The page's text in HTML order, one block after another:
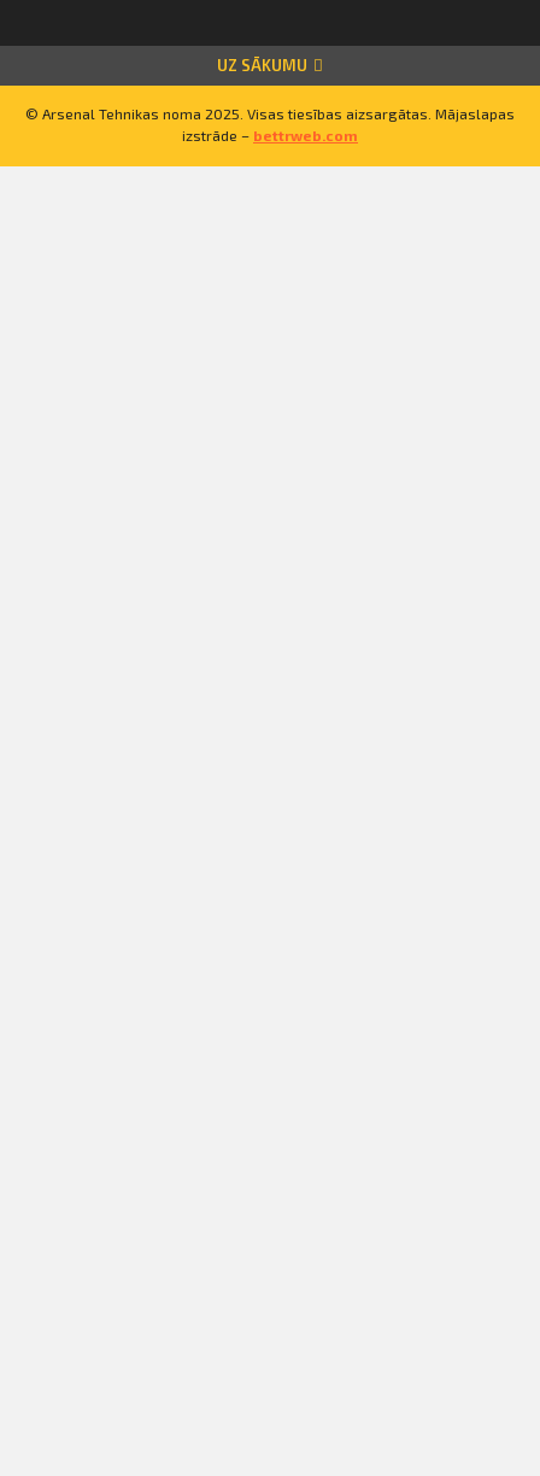
UZ SĀKUMU
© Arsenal Tehnikas noma 2025. Visas tiesības aizsargātas. Mājaslapas
izstrāde – bettrweb.com